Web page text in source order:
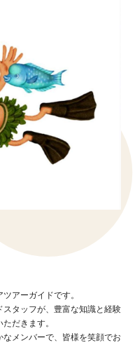
アーガイドです。
タッフが、豊富な知識と経験
だきます。
メンバーで、皆様を笑顔でお